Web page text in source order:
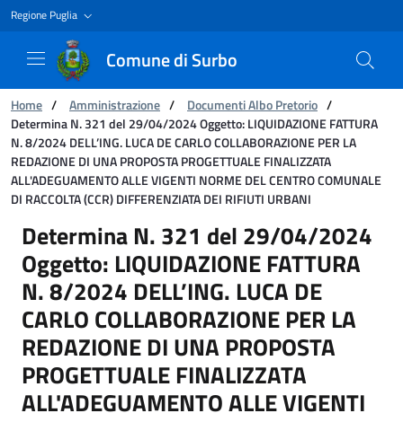
Regione Puglia
Comune di Surbo
Ti trovi in:
Home / Amministrazione / Documenti Albo Pretorio /
Determina N. 321 del 29/04/2024 Oggetto: LIQUIDAZIONE FATTURA
N. 8/2024 DELL’ING. LUCA DE CARLO COLLABORAZIONE PER LA
REDAZIONE DI UNA PROPOSTA PROGETTUALE FINALIZZATA
ALL'ADEGUAMENTO ALLE VIGENTI NORME DEL CENTRO COMUNALE
DI RACCOLTA (CCR) DIFFERENZIATA DEI RIFIUTI URBANI
Determina N. 321 del 29/04/2024 Oggetto:
Determina N. 321 del 29/04/2024
Oggetto: LIQUIDAZIONE FATTURA
N. 8/2024 DELL’ING. LUCA DE
CARLO COLLABORAZIONE PER LA
REDAZIONE DI UNA PROPOSTA
PROGETTUALE FINALIZZATA
ALL'ADEGUAMENTO ALLE VIGENTI